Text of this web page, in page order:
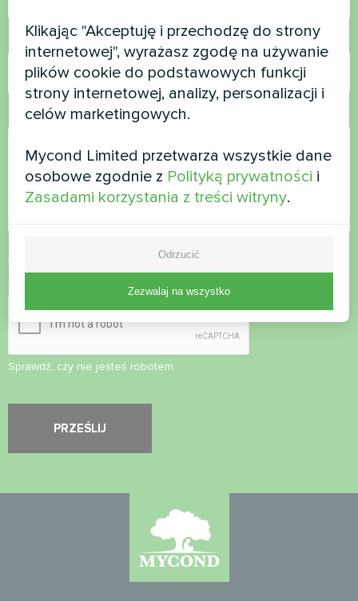
E-mail
Komentarz
politykę prywatności
Kontrola bezpieczeństwa*
Sprawdź, czy nie jesteś robotem.
Klikając "Akceptuję i przechodzę do strony
internetowej", wyrażasz zgodę na używanie
plików cookie do podstawowych funkcji
strony internetowej, analizy, personalizacji i
celów marketingowych.
Mycond Limited przetwarza wszystkie dane
osobowe zgodnie z Polityką prywatności i
Zasadami korzystania z treści witryny.
Odrzucić
Zezwalaj na wszystko